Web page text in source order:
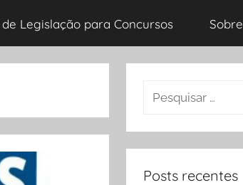
Legislação para Concursos Sobre
Pesquisar
Posts recentes